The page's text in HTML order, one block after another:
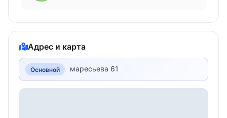
Адрес и карта
Основной маресьева 61